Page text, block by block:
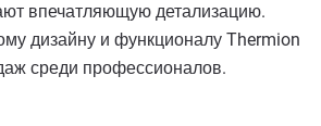
впечатляющую детализацию.
дизайну и функционалу Thermion
среди профессионалов.